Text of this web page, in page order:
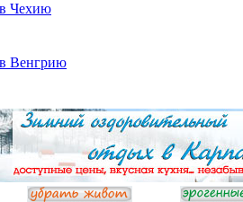
Чехию
Венгрию